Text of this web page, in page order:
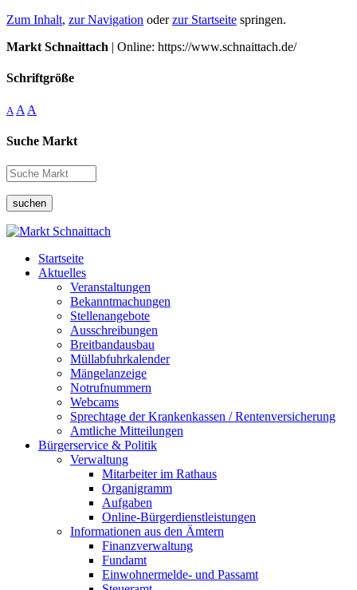
Zum Inhalt, zur Navigation oderzur Startseite springen.
Markt Schnaittach | Online: https://www.schnaittach.de/
Schriftgröße
A A A
Suche Markt
suchen
Startseite
Aktuelles
Veranstaltungen
Bekanntmachungen
Stellenangebote
Ausschreibungen
Breitbandausbau
Müllabfuhrkalender
Mängelanzeige
Notrufnummern
Webcams
Sprechtage der Krankenkassen / Rentenversicherung
Amtliche Mitteilungen
Bürgerservice & Politik
Verwaltung
Mitarbeiter im Rathaus
Organigramm
Aufgaben
Online-Bürgerdienstleistungen
Informationen aus den Ämtern
Finanzverwaltung
Fundamt
Einwohnermelde- und Passamt